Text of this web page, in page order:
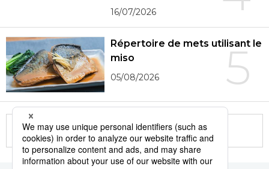
16/07/2026
5
Répertoire de mets utilisant le
miso
05/08/2026
More in this series